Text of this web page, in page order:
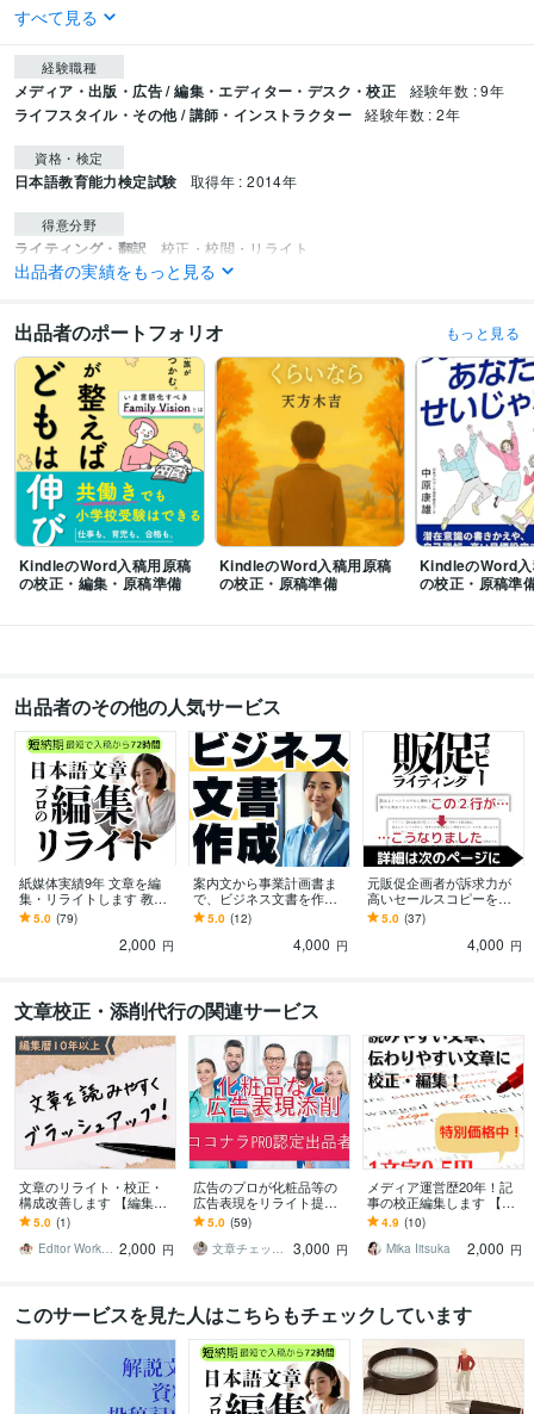
すべて見る
経験職種
メディア・出版・広告 / 編集・エディター・デスク・校正 経験年数 : 9年
ライフスタイル・その他 / 講師・インストラクター 経験年数 : 2年
資格・検定
日本語教育能力検定試験 取得年 : 2014年
得意分野
ライティング・翻訳 校正・校閲・リライト
ビジネス セールス 広告 アフィリエイト
化粧品 医薬品 医療機器 健康食品
出品者の実績をもっと見る
出品者のポートフォリオ もっと見る
KindleのWord入稿用原稿
の校正・編集・原稿準備
KindleのWord入稿用原稿
の校正・原稿準備
KindleのWord
の校正・原稿準
出品者のその他の人気サービス
紙媒体実績9年 文章を編
集・リライトします 教
材・情報誌・電子書籍の
編集経験有/低価格・高品
5.0 (79)
2,000 円
案内文から事業計画書ま
で、ビジネス文書を作成
します 社内文書/クライア
ントへの文章/人事評価表
など幅広くご対応
5.0 (12)
4,000 円
元販促企画者が訴求力が
高いセールスコピーを書
きます メルマガからECサ
イトの商品PR文まで幅広
5.0 (37)
4,000 円
文章校正・添削代行の関連サービス
文章のリライト・校正・
構成改善します 【編集暦1
0年】誤字脱字だけじゃな
い、“質の高い文章”へ。
5.0 (1)
Editor Works｜編集サポート 2,000 円
広告のプロが化粧品等の
広告表現をリライト提案
します 化粧品などのLP、
HP、記事、広告制作物な
ど丸ごとおまかせ！
5.0 (59)
文章チェックオフィス
3,000 円
メディア運営歴20年！記
事の校正編集します 【特
別価格】読みやすい文
章、伝わりやすい文章に
校正・編集！
4.9 (10)
Mika Iitsuka
2,000 円
このサービスを見た人はこちらもチェックしています